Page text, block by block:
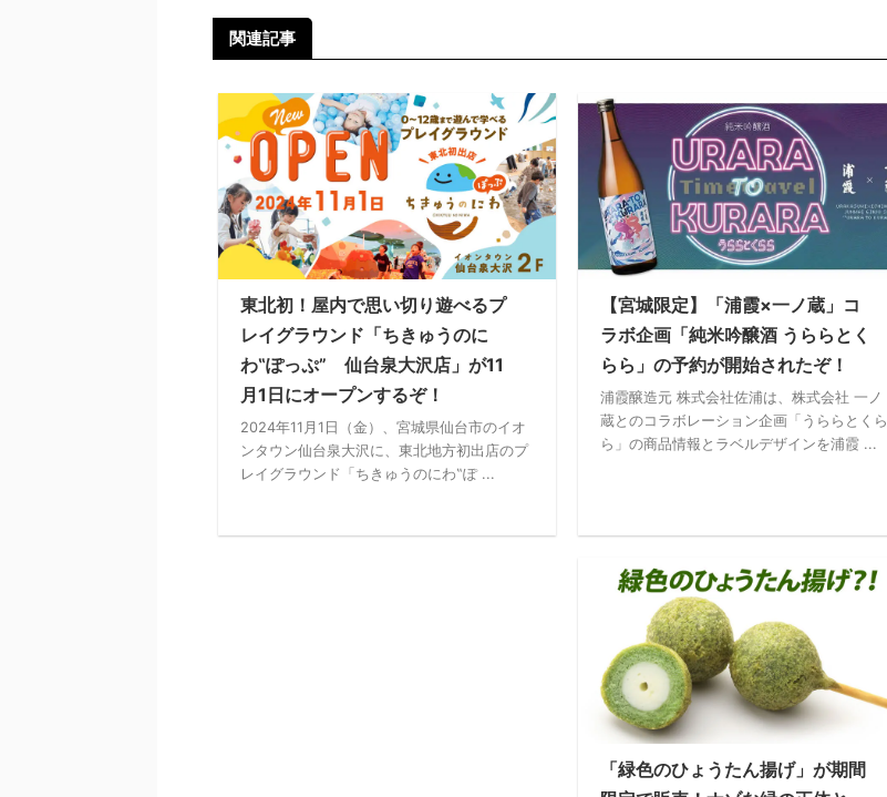
関連記事
東北初！屋内で思い切り遊べるプ
レイグラウンド「ちきゅうのに
わ‟ぽっぷ” 仙台泉大沢店」が11
月1日にオープンするぞ！
2024年11月1日（金）、宮城県仙台市のイオ
ンタウン仙台泉大沢に、東北地方初出店のプ
レイグラウンド「ちきゅうのにわ‟ぽ ...
【宮城限定】「浦霞×一ノ蔵」コ
ラボ企画「純米吟醸酒 うららとく
らら」の予約が開始されたぞ！
浦霞醸造元 株式会社佐浦は、株式会社 一ノ
蔵とのコラボレーション企画「うららとくら
ら」の商品情報とラベルデザインを浦霞 ...
「緑色のひょうたん揚げ」が期間